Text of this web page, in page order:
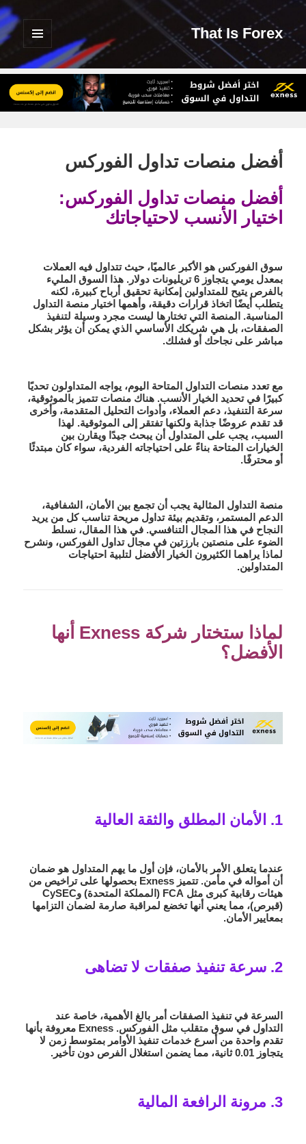
That Is Forex
القائمة
والودجات
أفضل منصات تداول الفوركس
أفضل منصات تداول الفوركس:
اختيار الأنسب لاحتياجاتك
سوق الفوركس هو الأكبر عالميًا، حيث تتداول فيه العملات
بمعدل يومي يتجاوز 6 تريليونات دولار. هذا السوق المليء
بالفرص يتيح للمتداولين إمكانية تحقيق أرباح كبيرة، لكنه
يتطلب أيضًا اتخاذ قرارات دقيقة، وأهمها اختيار منصة التداول
المناسبة. المنصة التي تختارها ليست مجرد وسيلة لتنفيذ
الصفقات، بل هي شريكك الأساسي الذي يمكن أن يؤثر بشكل
مباشر على نجاحك أو فشلك.
مع تعدد منصات التداول المتاحة اليوم، يواجه المتداولون تحديًا
كبيرًا في تحديد الخيار الأنسب. هناك منصات تتميز بالموثوقية،
سرعة التنفيذ، دعم العملاء، وأدوات التحليل المتقدمة، وأخرى
قد تقدم عروضًا جذابة ولكنها تفتقر إلى الموثوقية. لهذا
السبب، يجب على المتداول أن يبحث جيدًا ويقارن بين
الخيارات المتاحة بناءً على احتياجاته الفردية، سواء كان مبتدئًا
أو محترفًا.
منصة التداول المثالية يجب أن تجمع بين الأمان، الشفافية،
الدعم المستمر، وتقديم بيئة تداول مريحة تناسب كل من يريد
النجاح في هذا المجال التنافسي. في هذا المقال، نسلط
الضوء على منصتين بارزتين في مجال تداول الفوركس، ونشرح
لماذا يراهما الكثيرون الخيار الأفضل لتلبية احتياجات
المتداولين.
لماذا ستختار شركة Exness أنها
الأفضل؟
1. الأمان المطلق والثقة العالية
عندما يتعلق الأمر بالأمان، فإن أول ما يهم المتداول هو ضمان
أن أمواله في مأمن. تتميز Exness بحصولها على تراخيص من
هيئات رقابية كبرى مثل FCA (المملكة المتحدة) وCySEC
(قبرص)، مما يعني أنها تخضع لمراقبة صارمة لضمان التزامها
بمعايير الأمان.
2. سرعة تنفيذ صفقات لا تضاهى
السرعة في تنفيذ الصفقات أمر بالغ الأهمية، خاصة عند
التداول في سوق متقلب مثل الفوركس. Exness معروفة بأنها
تقدم واحدة من أسرع خدمات تنفيذ الأوامر بمتوسط زمن لا
يتجاوز 0.01 ثانية، مما يضمن استغلال الفرص دون تأخير.
3. مرونة الرافعة المالية